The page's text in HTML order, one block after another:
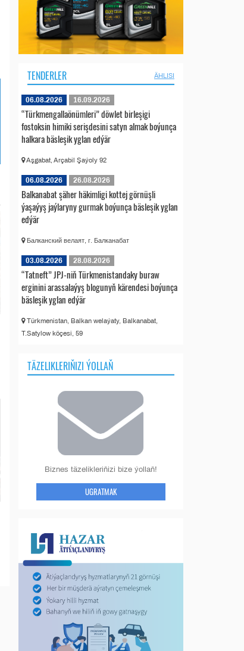
TENDERLER ÄHLISI
06.08.2026 16.09.2026
“Türkmengallaönümleri” döwlet birleşigi
fostoksin himiki serişdesini satyn almak boýunça
halkara bäsleşik yglan edýär
Aşgabat, Arçabil Şaýoly 92
06.08.2026 26.08.2026
Balkanabat şäher häkimligi kottej görnüşli
ýaşaýyş jaýlaryny gurmak boýunça bäsleşik yglan
edýär
Балканский велаят, г. Балканабат
03.08.2026 28.08.2026
“Tatneft” JPJ-niň Türkmenistandaky buraw
erginini arassalaýyş blogunyň kärendesi boýunça
bäsleşik yglan edýär
Türkmenistan, Balkan welaýaty, Balkanabat,
T.Satylow köçesi, 59
TÄZELIKLERIŇIZI ÝOLLAŇ
Biznes täzelikleriňizi bize ýollaň!
UGRATMAK